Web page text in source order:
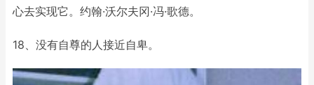
心去实现它。约翰·沃尔夫冈·冯·歌德。
18、没有自尊的人接近自卑。